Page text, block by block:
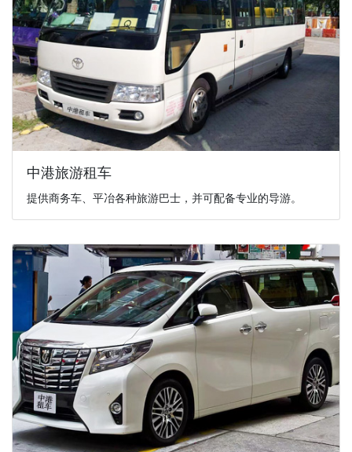
中港旅游租车
提供商务车、平冶各种旅游巴士，并可配备专业的导游。